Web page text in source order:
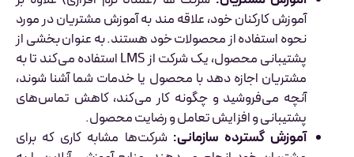
آموزش کارکنان خود، علاقه مند به آموزش مشتریان در مورد
نحوه استفاده از محصولات خود هستند. به عنوان بخشی از
پشتیبانی محصول، یک شرکت از LMS استفاده می‌کند تا به
مشتریان اجازه دهد با محصول یا خدمات شما آشنا شوند،
آنچه می‌فروشید و چگونه کار می‌کند، کاهش تماس‌های
پشتیبانی و افزایش تعامل و رضایت محصول.
آموزش گسترده سازمانی: شرکت‌ها مشابه کاری که برای